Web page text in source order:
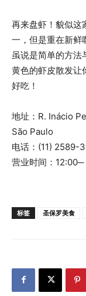
再来盘虾！貌似这
一，但是重在新鲜
虽说是简单的方法
黄色的虾皮散发让
好吃！
地址：R. Inácio
São Paulo
电话：(11) 2589-
营业时间：
标签 圣保罗美食